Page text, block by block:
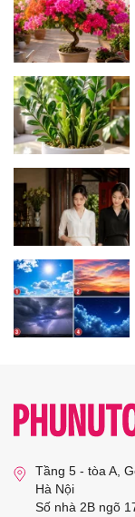
Tầng 5 - tòa A,
Hà Nội
Số nhà 2B ngõ